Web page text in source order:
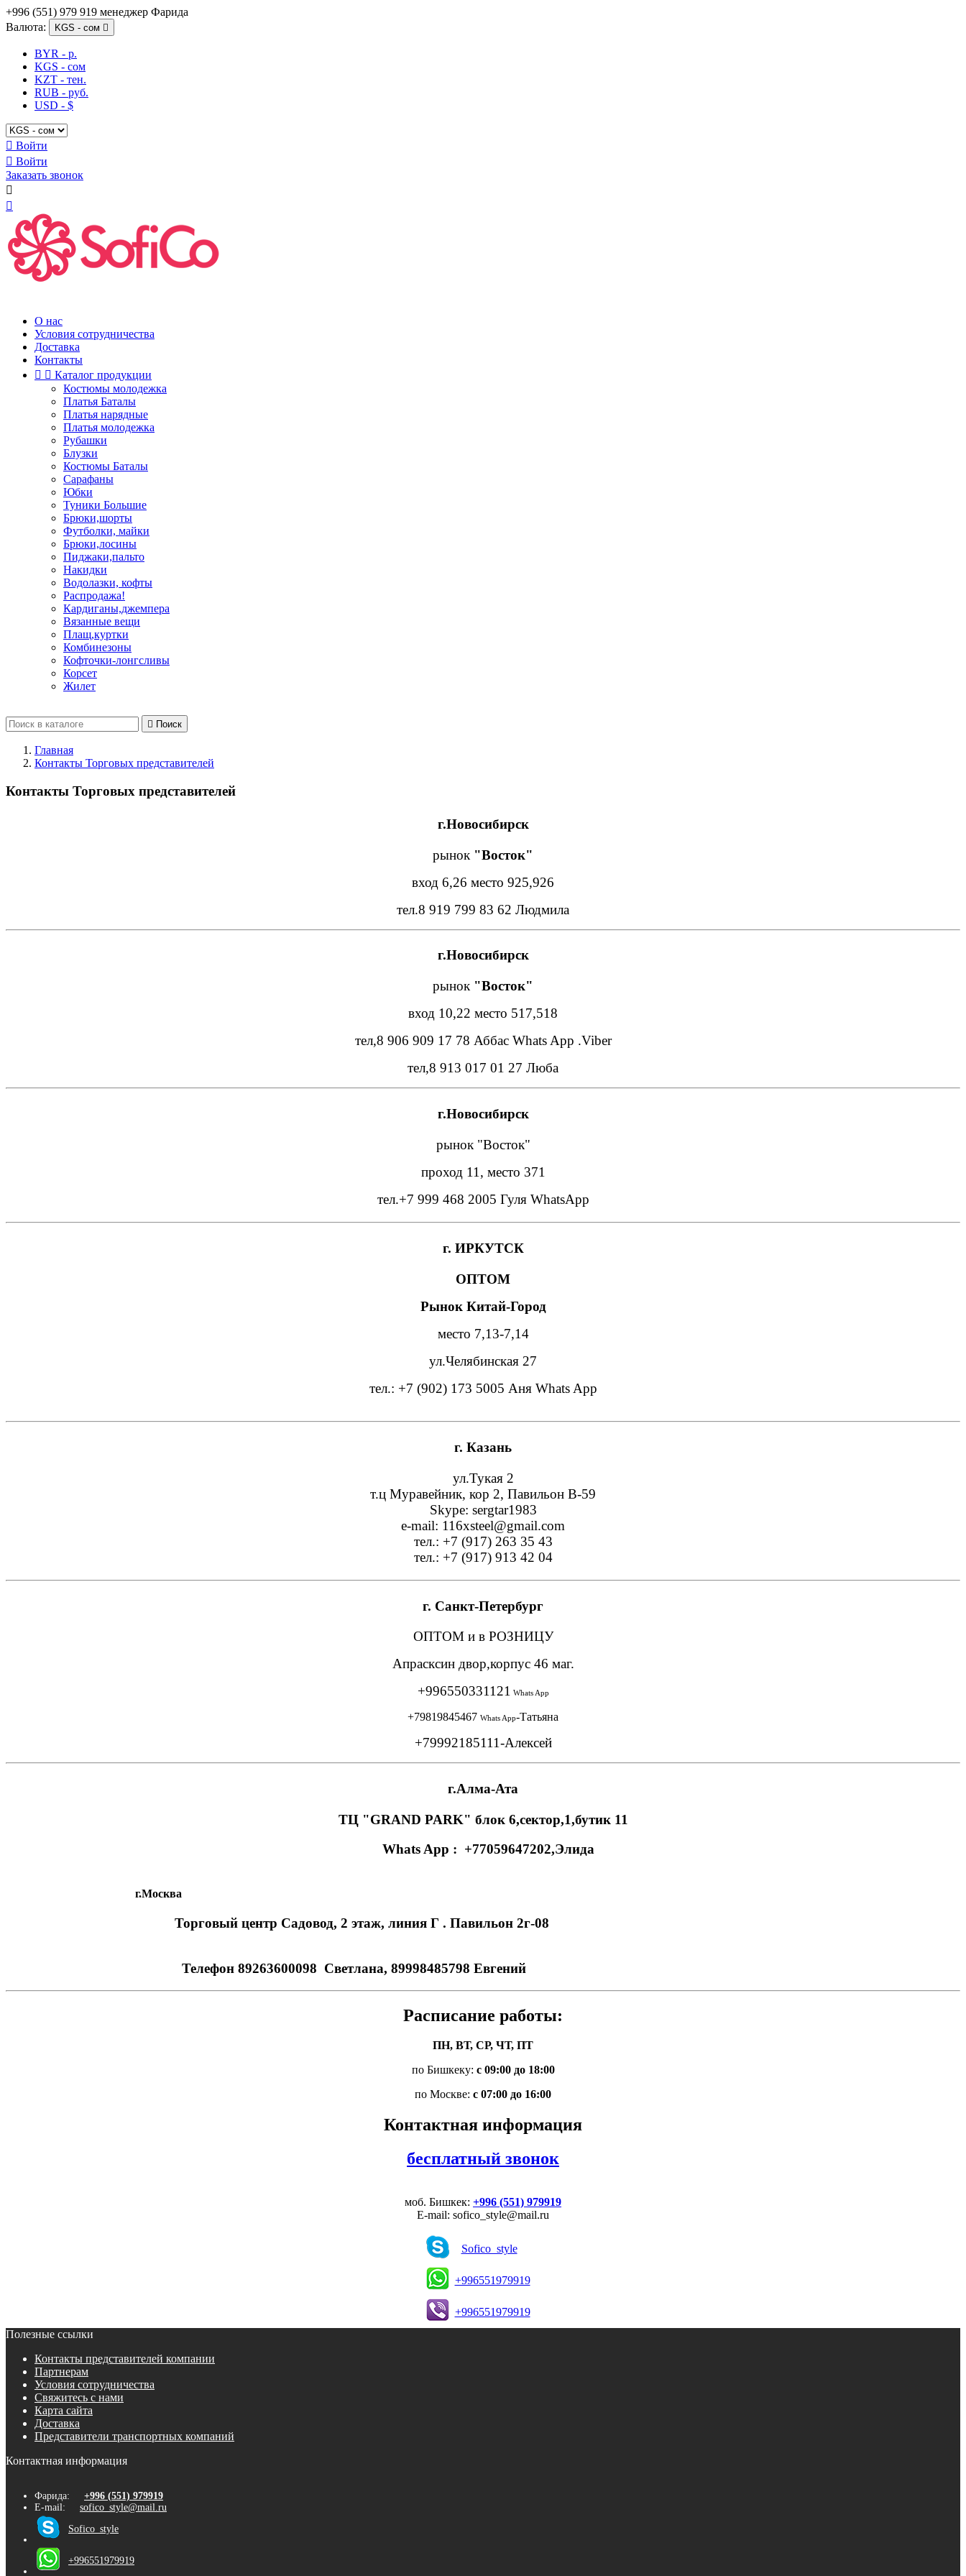
+996 (551) 979 919 менеджер Фарида
Валюта:
KGS - сом 
BYR - р.
KGS - сом
KZT - тен.
RUB - руб.
USD - $
 Войти
 Войти
Заказать звонок


О нас
Условия сотрудничества
Доставка
Контакты
  Каталог продукции
Костюмы молодежка
Платья Баталы
Платья нарядные
Платья молодежка
Рубашки
Блузки
Костюмы Баталы
Сарафаны
Юбки
Туники Большие
Брюки,шорты
Футболки, майки
Брюки,лосины
Пиджаки,пальто
Накидки
Водолазки, кофты
Распродажа!
Кардиганы,джемпера
Вязанные вещи
Плащ,куртки
Комбинезоны
Кофточки-лонгсливы
Корсет
Жилет
 Поиск
Главная
Контакты Торговых представителей
Контакты Торговых представителей
г.Новосибирск
рынок "Восток"
вход 6,26 место 925,926
тел.8 919 799 83 62 Людмила
г.Новосибирск
рынок "Восток"
вход 10,22 место 517,518
тел,8 906 909 17 78 Аббас Whats App .Viber
тел,8 913 017 01 27 Люба
г.Новосибирск
рынок "Восток"
проход 11, место 371
тел.+7 999 468 2005 Гуля WhatsApp
г. ИРКУТСК
ОПТОМ
Рынок Китай-Город
место 7,13-7,14
ул.Челябинская 27
тел.: +7 (902) 173 5005 Аня Whats App
г. Казань
ул.Тукая 2
т.ц Муравейник, кор 2, Павильон В-59
Skype: sergtar1983
e-mail: 116xsteel@gmail.com
тел.: +7 (917) 263 35 43
тел.: +7 (917) 913 42 04
г. Санкт-Петербург
ОПТОМ и в РОЗНИЦУ
Апрасксин двор,корпус 46 маг.
+996550331121 Whats App
+79819845467 Whats App-Татьяна
+79992185111-Алексей
г.Алма-Ата
ТЦ "GRAND PARK" блок 6,сектор,1,бутик 11
Whats App : +77059647202,Элида
г.Москва
Торговый центр Садовод, 2 этаж, линия Г . Павильон 2г-08
Телефон 89263600098 Светлана, 89998485798 Евгений
Расписание работы:
ПН, ВТ, СР, ЧТ, ПТ
по Бишкеку: с 09:00 до 18:00
по Москве: с 07:00 до 16:00
Контактная информация
бесплатный звонок
моб. Бишкек: +996 (551) 979919
E-mail: sofico_style@mail.ru
Sofico_style
+996551979919
+996551979919
Полезные ссылки
Контакты представителей компании
Партнерам
Условия сотрудничества
Свяжитесь с нами
Карта сайта
Доставка
Представители транспортных компаний
Контактная информация
Фарида: +996 (551) 979919
E-mail: sofico_style@mail.ru
Sofico_style
+996551979919